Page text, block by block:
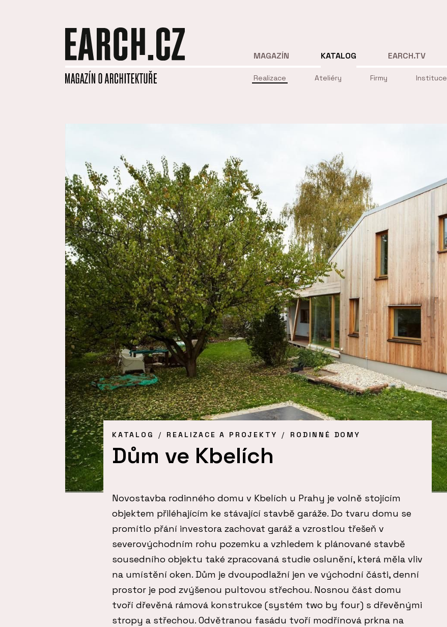
MAGAZÍN KATALOG
Realizace Ateliéry Firmy Instituce
EARCH.TV
KATALOG REALIZACE A PROJEKTY RODINNÉ DOMY
Dům ve Kbelích
Novostavba rodinného domu v Kbelích u Prahy je volně stojícím
objektem přiléhajícím ke stávající stavbě garáže. Do tvaru domu se
promítlo přání investora zachovat garáž a vzrostlou třešeň v
severovýchodním rohu pozemku a vzhledem k plánované stavbě
sousedního objektu také zpracovaná studie oslunění, která měla vliv
na umístění oken. Dům je dvoupodlažní jen ve východní části, denní
prostor je pod zvýšenou pultovou střechou. Nosnou část domu
tvoří dřevěná rámová konstrukce (systém two by four) s dřevěnými
stropy a střechou. Odvětranou fasádu tvoří modřínová prkna na